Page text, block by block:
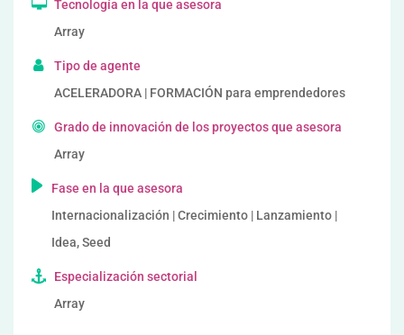
Tecnología en la que asesora
Array
Tipo de agente
ACELERADORA | FORMACIÓN para emprendedores
Grado de innovación de los proyectos que asesora
Array
Fase en la que asesora
Internacionalización | Crecimiento | Lanzamiento |
Idea, Seed
Especialización sectorial
Array